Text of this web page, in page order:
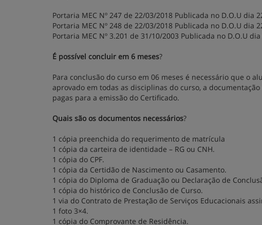
Portaria MEC Nº 247 de 22/03/2018 Publicada no D.O.U dia
Portaria MEC Nº 248 de 22/03/2018 Publicada no D.O.U dia
Portaria MEC Nº 3.201 de 31/10/2003 Publicada no D.O.U
É possível concluir em 6 meses?
Para conclusão do curso em 06 meses é necessário que o
aprovado em todas as disciplinas do curso, a
pagas para a emissão do Certificado.
Quais são os documentos necessários?
1 cópia preenchida do requerimento de matrícula
1 cópia da carteira de identidade – RG ou CNH.
1 cópia do CPF.
1 cópia da Certidão de Nascimento ou Casamento.
1 cópia do Diploma de Graduação ou Declaração de
1 cópia do histórico de Conclusão de Curso.
1 via do Contrato de Prestação de Serviços Educacionais
1 foto 3×4.
1 cópia do Comprovante de Residência.